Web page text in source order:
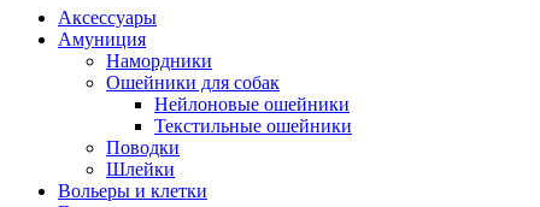
Аксессуары
Амуниция
Намордники
Ошейники для собак
Нейлоновые ошейники
Текстильные ошейники
Поводки
Шлейки
Вольеры и клетки